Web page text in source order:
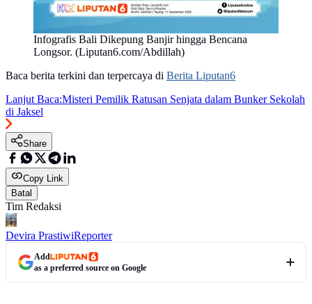
Infografis Bali Dikepung Banjir hingga Bencana
Longsor. (Liputan6.com/Abdillah)
Baca berita terkini dan terpercaya di Berita Liputan6
Lanjut Baca:Misteri Pemilik Ratusan Senjata dalam Bunker Sekolah
di Jaksel
Share
Copy Link
Batal
Tim Redaksi
Devira PrastiwiReporter
Add
as a preferred source on Google